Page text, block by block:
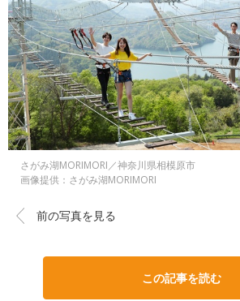
さがみ湖MORIMORI／神奈川県相模原市
画像提供：さがみ湖MORIMORI
前の写真を見る
この記事を読む